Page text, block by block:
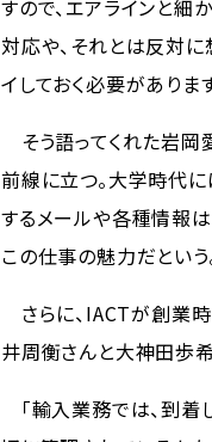
すので、エアラインと
対応や、それとは反対
イしておく必要がありま
そう語ってくれた岩
前線に立つ。大学時代
するメールや各種情報
この仕事の魅力だという
さらに、IACTが創業
井周衡さんと大神田歩希
「輸入業務では、到着